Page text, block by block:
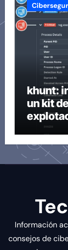
khunt:
un kit
Información
consejos de